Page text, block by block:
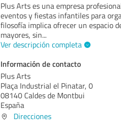
Plus Arts es una empresa
eventos y fiestas infantiles para
filosofía implica ofrecer un espacio
mayores, sin...
Ver descripción completa
Información de contacto
Plus Arts
Plaça Industrial el Pinatar, 0
08140 Caldes de Montbui
España
Direcciones